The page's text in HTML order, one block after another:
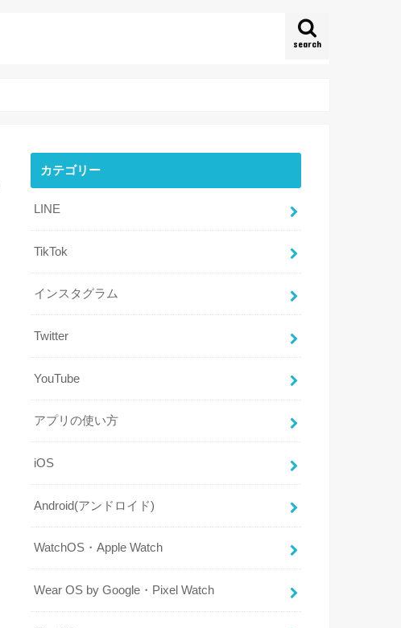
search
カテゴリー
LINE
TikTok
インスタグラム
Twitter
YouTube
アプリの使い方
iOS
Android(アンドロイド)
WatchOS・Apple Watch
Wear OS by Google・Pixel Watch